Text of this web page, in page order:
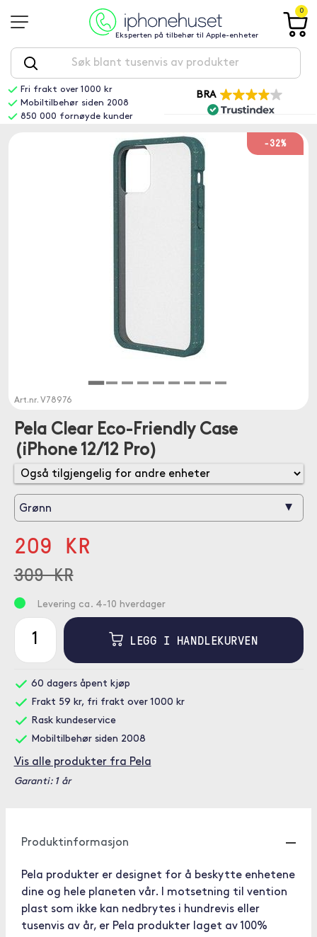
Eksperten på tilbehør til Apple-enheter
0
Fri frakt over 1000 kr
Mobiltilbehør siden 2008
850 000 fornøyde kunder
BRA
-32%
Art.nr. V78976
Pela Clear Eco-Friendly Case
(iPhone 12/12 Pro)
Grønn ▾
209 KR
309 KR
Levering ca. 4-10 hverdager
LEGG I HANDLEKURVEN
60 dagers åpent kjøp
Frakt 59 kr, fri frakt over 1000 kr
Rask kundeservice
Mobiltilbehør siden 2008
Vis alle produkter fra Pela
Garanti: 1 år
Produktinformasjon
Pela produkter er designet for å beskytte enhetene
dine og hele planeten vår. I motsetning til vention
plast som ikke kan nedbrytes i hundrevis eller
tusenvis av år, er Pela produkter laget av 100%